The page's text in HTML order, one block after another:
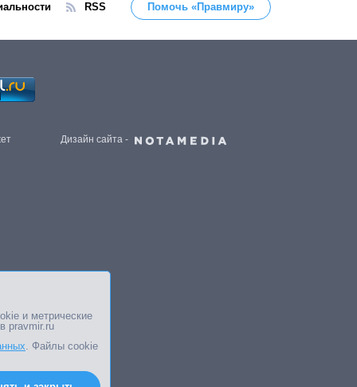
RSS Помочь «Правмиру»
Дизайн сайта -
и метрические
в pravmir.ru
. Файлы cookie